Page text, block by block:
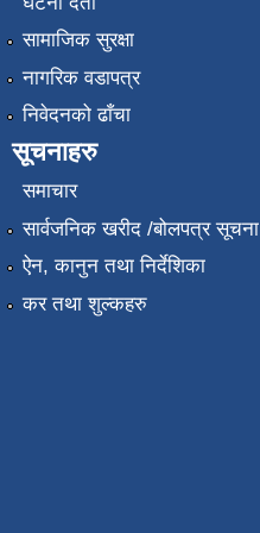
सामाजिक सुरक्षा
नागरिक वडापत्र
निवेदनको ढाँचा
सूचनाहरु
समाचार
सार्वजनिक खरीद /बोलपत्र सूचना
ऐन, कानुन तथा निर्देशिका
कर तथा शुल्कहरु